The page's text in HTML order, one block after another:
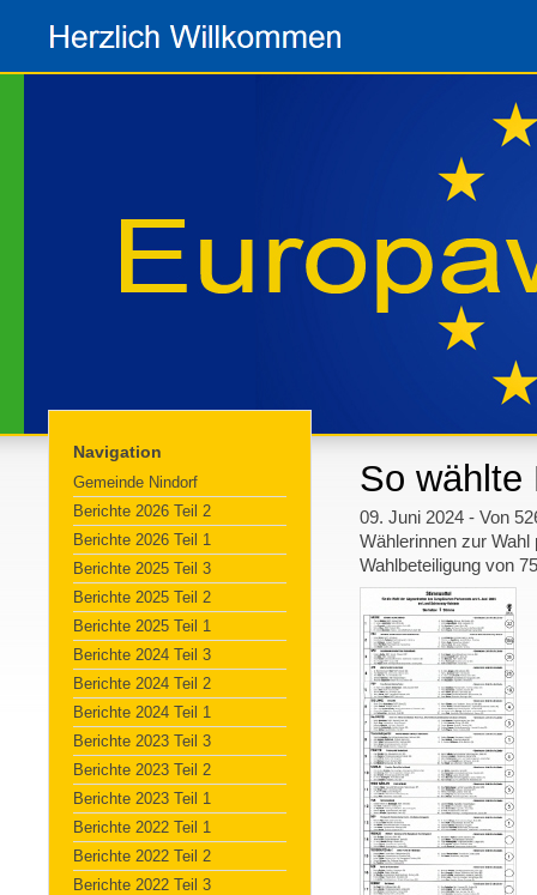
Navigation
Gemeinde Nindorf
Berichte 2026 Teil 2
Berichte 2026 Teil 1
Berichte 2025 Teil 3
Berichte 2025 Teil 2
Berichte 2025 Teil 1
Berichte 2024 Teil 3
Berichte 2024 Teil 2
Berichte 2024 Teil 1
Berichte 2023 Teil 3
Berichte 2023 Teil 2
Berichte 2023 Teil 1
Berichte 2022 Teil 1
Berichte 2022 Teil 2
Berichte 2022 Teil 3
So wählte
09. Juni 2024 - Von
Wählerinnen zur
Wahlbeteiligung von